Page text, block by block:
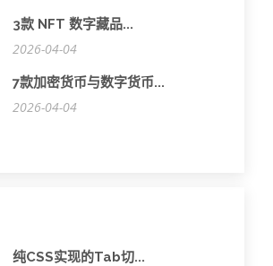
3款 NFT 数字藏品...
2026-04-04
7款加密货币与数字货币...
2026-04-04
纯CSS实现的Tab切...